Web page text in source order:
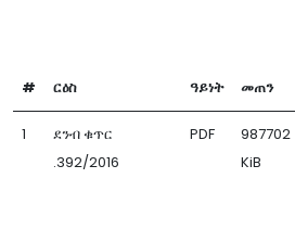
# ርዕስ ዓይነት መጠን
1
ደንብ ቁጥር
.392/2016
PDF
987702
KiB